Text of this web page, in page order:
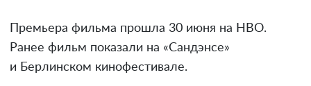
Премьера фильма прошла 30 июня на HBO.
Ранее фильм показали на «Сандэнсе»
и Берлинском кинофестивале.